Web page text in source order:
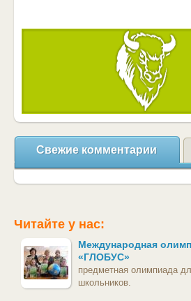
Свежие комментарии
Читайте у нас:
Международная
«ГЛОБУС»
предметная олимпиада
школьников.